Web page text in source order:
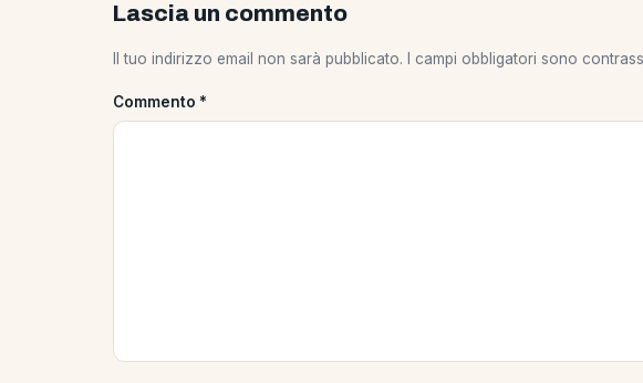
Lascia un commento
Il tuo indirizzo email non sarà pubblicato. I campi obbligatori sono
Commento *